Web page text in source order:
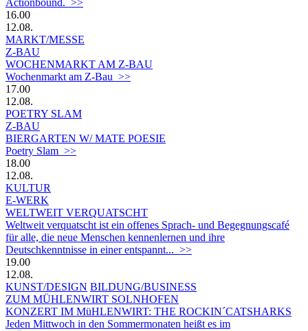
16.00
12.08.
MARKT/MESSE
Z-BAU
WOCHENMARKT AM Z-BAU
Wochenmarkt am Z-Bau >>
17.00
12.08.
POETRY SLAM
Z-BAU
BIERGARTEN W/ MATE POESIE
Poetry Slam >>
18.00
12.08.
KULTUR
E-WERK
WELTWEIT VERQUATSCHT
Weltweit verquatscht ist ein offenes Sprach- und Begegnungscafé
für alle, die neue Menschen kennenlernen und ihre
Deutschkenntnisse in einer entspannt... >>
19.00
12.08.
KUNST/DESIGN BILDUNG/BUSINESS
ZUM MÜHLENWIRT SOLNHOFEN
KONZERT IM MüHLENWIRT: THE ROCKIN´CATSHARKS
Jeden Mittwoch in den Sommermonaten heißt es im